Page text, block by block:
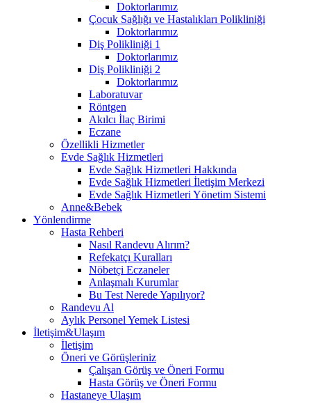
Doktorlarımız
Çocuk Sağlığı ve Hastalıkları Polikliniği
Doktorlarımız
Diş Polikliniği 1
Doktorlarımız
Diş Polikliniği 2
Doktorlarımız
Laboratuvar
Röntgen
Akılcı İlaç Birimi
Eczane
Özellikli Hizmetler
Evde Sağlık Hizmetleri
Evde Sağlık Hizmetleri Hakkında
Evde Sağlık Hizmetleri İletişim Merkezi
Evde Sağlık Hizmetleri Yönetim Sistemi
Anne&Bebek
Yönlendirme
Hasta Rehberi
Nasıl Randevu Alırım?
Refekatçı Kuralları
Nöbetçi Eczaneler
Anlaşmalı Kurumlar
Bu Test Nerede Yapılıyor?
Randevu Al
Aylık Personel Yemek Listesi
İletişim&Ulaşım
İletişim
Öneri ve Görüşleriniz
Çalışan Görüş ve Öneri Formu
Hasta Görüş ve Öneri Formu
Hastaneye Ulaşım